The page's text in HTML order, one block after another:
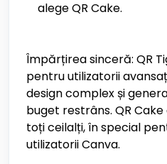
alege QR Cake.
Împărțirea sinceră: QR
pentru utilizatorii
design complex și
buget restrâns. QR
toți ceilalți, în special
utilizatorii Canva.